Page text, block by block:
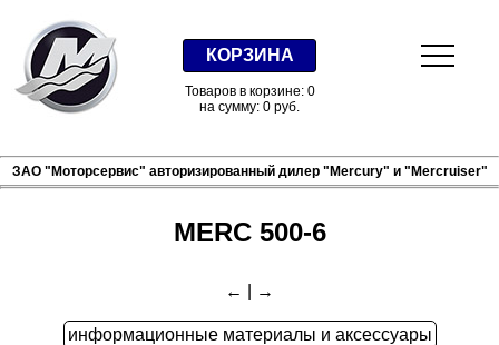
КОРЗИНА
Товаров в корзине: 0
на сумму: 0 руб.
ЗАО "Моторсервис" авторизированный дилер "Mercury" и "Mercruiser"
MERC 500-6
← →
информационные материалы и аксессуары